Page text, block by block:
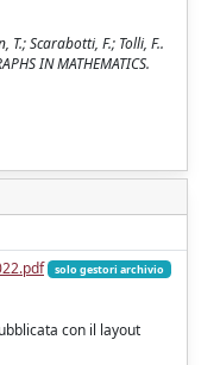
Scarabotti, F.; Tolli, F..
IN MATHEMATICS.
solo gestori archivio
con il layout